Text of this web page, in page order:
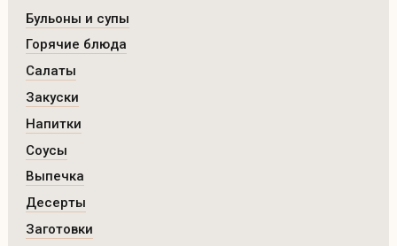
Бульоны и супы
Горячие блюда
Салаты
Закуски
Напитки
Соусы
Выпечка
Десерты
Заготовки